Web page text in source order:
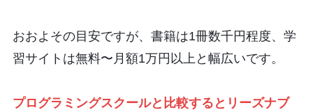
おおよその目安ですが、書籍は1冊数千円程度、学
習サイトは無料〜月額1万円以上と幅広いです。
プログラミングスクールと比較するとリーズナブ